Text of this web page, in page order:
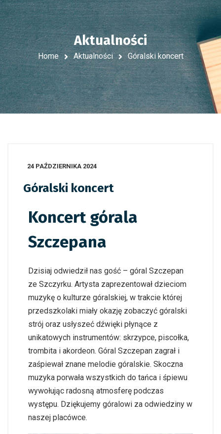
Aktualności
Home Aktualności Góralski koncert
24 PAŹDZIERNIKA 2024
Góralski koncert
Koncert górala
Szczepana
Dzisiaj odwiedził nas gość – góral Szczepan
ze Szczyrku. Artysta zaprezentował dzieciom
muzykę o kulturze góralskiej, w trakcie której
przedszkolaki miały okazję zobaczyć góralski
strój oraz usłyszeć dźwięki płynące z
unikatowych instrumentów: skrzypce, piscołka,
trombita i akordeon. Góral Szczepan zagrał i
zaśpiewał znane melodie góralskie. Skoczna
muzyka porwała wszystkich do tańca i śpiewu
wywołując radosną atmosferę podczas
występu. Dziękujemy góralowi za odwiedziny w
naszej placówce.